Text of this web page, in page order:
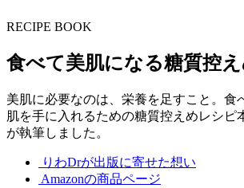
RECIPE BOOK
食べて美肌になる糖質控
美肌に必要なのは、栄養を足すこと。食
肌を手に入れるための糖質控えめレシピ
が執筆しました。
りわDrが出版に寄せた想い
Amazonの商品ページ